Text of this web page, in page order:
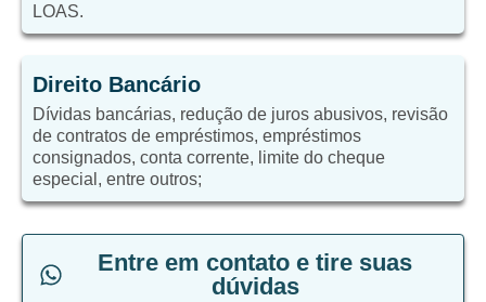
LOAS.
Direito Bancário
Dívidas bancárias, redução de juros abusivos, revisão
de contratos de empréstimos, empréstimos
consignados, conta corrente, limite do cheque
especial, entre outros;
Entre em contato e tire suas
dúvidas